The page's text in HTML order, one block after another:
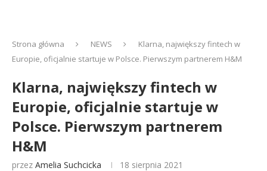
Strona główna NEWS
Klarna, największy fintech w
Europie, oficjalnie startuje w Polsce. Pierwszym partnerem H&M
Klarna, największy fintech w
Europie, oficjalnie startuje w
Polsce. Pierwszym partnerem
H&M
przez Amelia Suchcicka 18 sierpnia 2021